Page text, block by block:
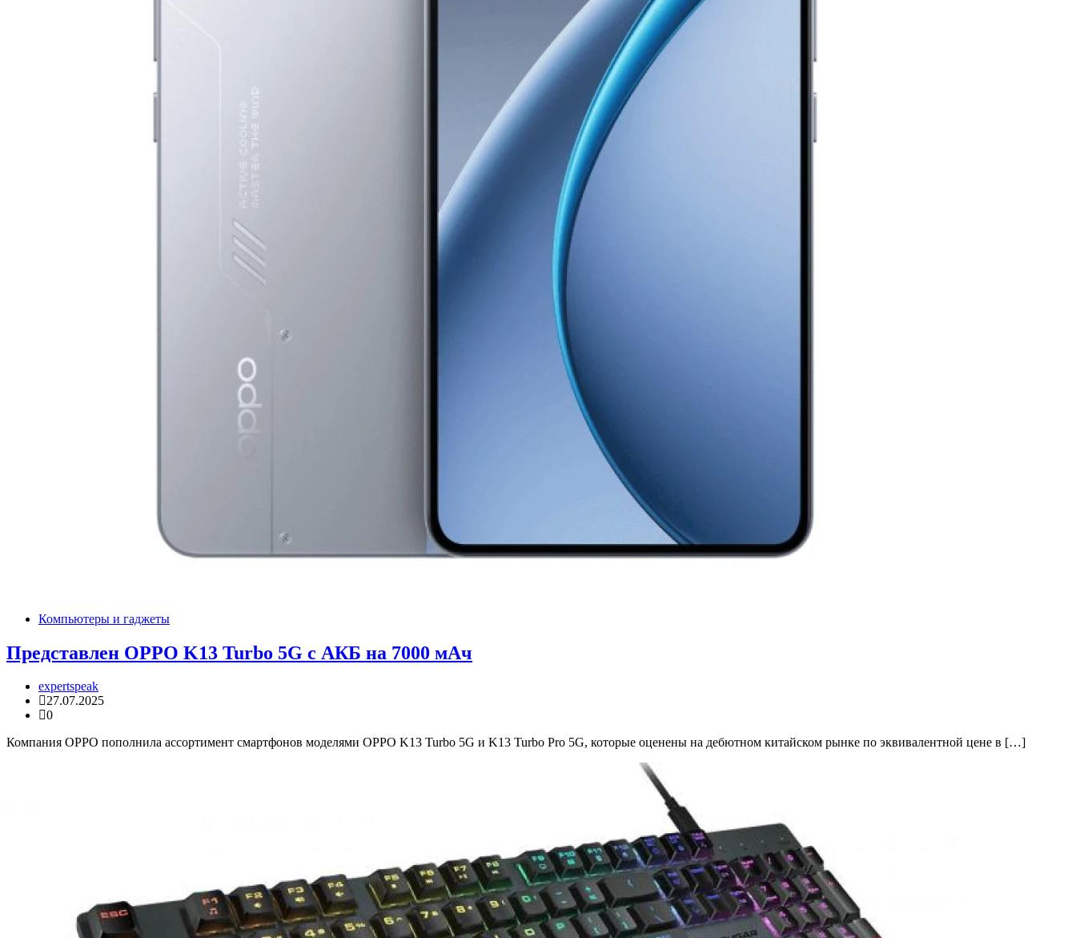
Компьютеры и гаджеты
Представлен OPPO K13 Turbo 5G с АКБ на 7000 мАч
expertspeak
27.07.2025
0
Компания OPPO пополнила ассортимент смартфонов моделями OPPO K13 Turbo 5G и K13 Turbo Pro 5G, которые оценены на дебютном китайском рынке по эквивалентной цене в […]